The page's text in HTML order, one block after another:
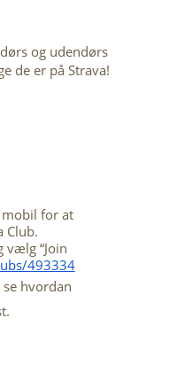
og udendørs
de er på Strava!
mobil for at
Club.
vælg “Join
493334
hvordan